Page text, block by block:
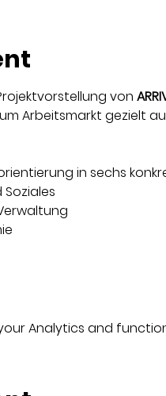
von
Arbeitsmarkt gezielt
in sechs
Analytics and